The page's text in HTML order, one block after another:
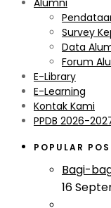
Alumni
Survey
Data
Forum
E-Library
E-Learning
Kontak Kami
PPDB 2026-
POPULAR
Bagi-
16